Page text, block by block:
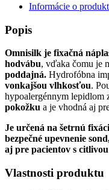
Informácie o
Popis
Omnisilk je fixačná
hodvábu, vďaka čomu je
poddajná. Hydrofóbna
vonkajšou vlhkosťou.
hypoalergénnym lepidlom
pokožku a je vhodná aj
Je určená na šetrnú
bezpečné upevnenie
aj pre pacientov s
Vlastnosti produktu